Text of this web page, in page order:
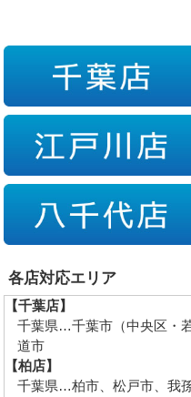
各店対応エリア
【千葉店】
千葉県…千葉市（中央区・
道市
【柏店】
千葉県…柏市、松戸市、我